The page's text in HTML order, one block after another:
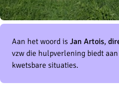
Aan het woord is Jan Artois,
vzw die hulpverlening biedt
kwetsbare situaties.